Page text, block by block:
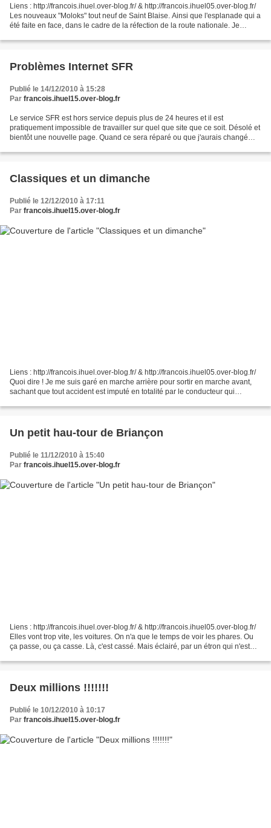
Liens : http://francois.ihuel.over-blog.fr/ & http://francois.ihuel05.over-blog.fr/
Les nouveaux "Moloks" tout neuf de Saint Blaise. Ainsi que l'esplanade qui a
été faite en face, dans le cadre de la réfection de la route nationale. Je
Problèmes Internet SFR
Publié le 14/12/2010 à 15:28
Par francois.ihuel15.over-blog.fr
Le service SFR est hors service depuis plus de 24 heures et il est
pratiquement impossible de travailler sur quel que site que ce soit. Désolé et
bientôt une nouvelle page. Quand ce sera réparé ou que j'aurais changé
Classiques et un dimanche
Publié le 12/12/2010 à 17:11
Par francois.ihuel15.over-blog.fr
Liens : http://francois.ihuel.over-blog.fr/ & http://francois.ihuel05.over-blog.fr/
Quoi dire ! Je me suis garé en marche arrière pour sortir en marche avant,
sachant que tout accident est imputé en totalité par le conducteur qui
Un petit hau-tour de Briançon
Publié le 11/12/2010 à 15:40
Par francois.ihuel15.over-blog.fr
Liens : http://francois.ihuel.over-blog.fr/ & http://francois.ihuel05.over-blog.fr/
Elles vont trop vite, les voitures. On n'a que le temps de voir les phares. Ou
ça passe, ou ça casse. Là, c'est cassé. Mais éclairé, par un étron qui n'est
Deux millions !!!!!!!
Publié le 10/12/2010 à 10:17
Par francois.ihuel15.over-blog.fr